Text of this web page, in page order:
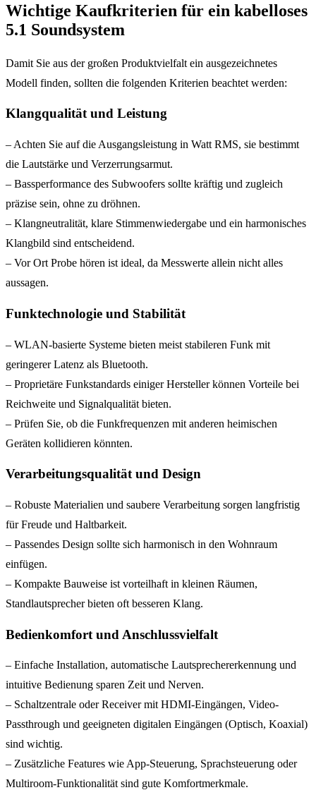
Wichtige Kaufkriterien für ein kabelloses
5.1 Soundsystem
Damit Sie aus der großen Produktvielfalt ein ausgezeichnetes
Modell finden, sollten die folgenden Kriterien beachtet werden:
Klangqualität und Leistung
– Achten Sie auf die Ausgangsleistung in Watt RMS, sie bestimmt
die Lautstärke und Verzerrungsarmut.
– Bassperformance des Subwoofers sollte kräftig und zugleich
präzise sein, ohne zu dröhnen.
– Klangneutralität, klare Stimmenwiedergabe und ein harmonisches
Klangbild sind entscheidend.
– Vor Ort Probe hören ist ideal, da Messwerte allein nicht alles
aussagen.
Funktechnologie und Stabilität
– WLAN-basierte Systeme bieten meist stabileren Funk mit
geringerer Latenz als Bluetooth.
– Proprietäre Funkstandards einiger Hersteller können Vorteile bei
Reichweite und Signalqualität bieten.
– Prüfen Sie, ob die Funkfrequenzen mit anderen heimischen
Geräten kollidieren könnten.
Verarbeitungsqualität und Design
– Robuste Materialien und saubere Verarbeitung sorgen langfristig
für Freude und Haltbarkeit.
– Passendes Design sollte sich harmonisch in den Wohnraum
einfügen.
– Kompakte Bauweise ist vorteilhaft in kleinen Räumen,
Standlautsprecher bieten oft besseren Klang.
Bedienkomfort und Anschlussvielfalt
– Einfache Installation, automatische Lautsprechererkennung und
intuitive Bedienung sparen Zeit und Nerven.
– Schaltzentrale oder Receiver mit HDMI-Eingängen, Video-
Passthrough und geeigneten digitalen Eingängen (Optisch, Koaxial)
sind wichtig.
– Zusätzliche Features wie App-Steuerung, Sprachsteuerung oder
Multiroom-Funktionalität sind gute Komfortmerkmale.